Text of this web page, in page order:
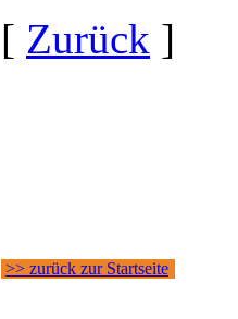
[ Zurück ]
>> zurück zur Startseite